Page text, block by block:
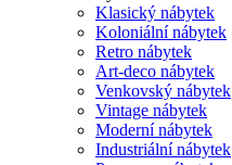
Klasický nábytek
Koloniální nábytek
Retro nábytek
Art-deco nábytek
Venkovský nábytek
Vintage nábytek
Moderní nábytek
Industriální nábytek